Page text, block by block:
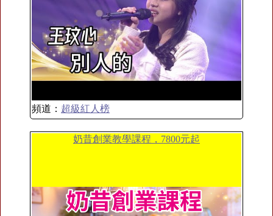
頻道： 超級紅人榜
奶昔創業教學課程，7800元起